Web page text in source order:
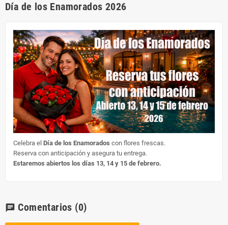
Día de los Enamorados 2026
Celebra el Día de los Enamorados con flores frescas.
Reserva con anticipación y asegura tu entrega.
Estaremos abiertos los días 13, 14 y 15 de febrero.
chat Comentarios (0)